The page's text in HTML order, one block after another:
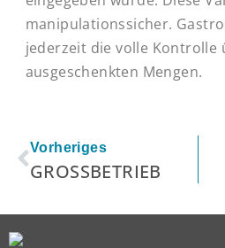
manipulationssicher.
jederzeit die volle Kontrolle
ausgeschenkten Mengen.
Zurück
Vorheriges
GROSSBETRIEB